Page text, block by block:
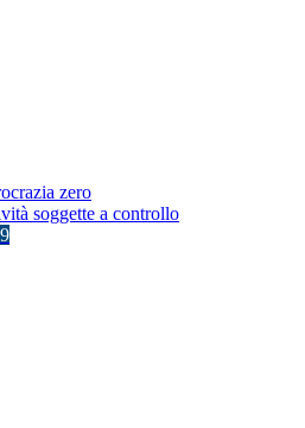
zero
soggette a controllo
9